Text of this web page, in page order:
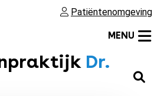
Patiëntenomgeving
Dr.
H
MENU